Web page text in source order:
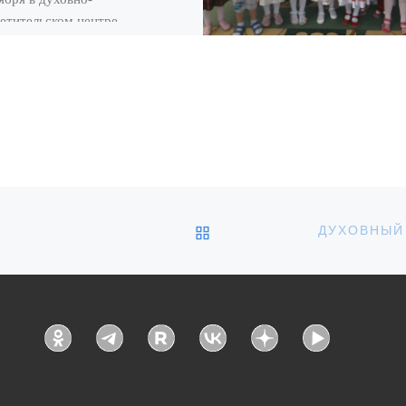
центре
ОБРАТНО К СПИСКУ